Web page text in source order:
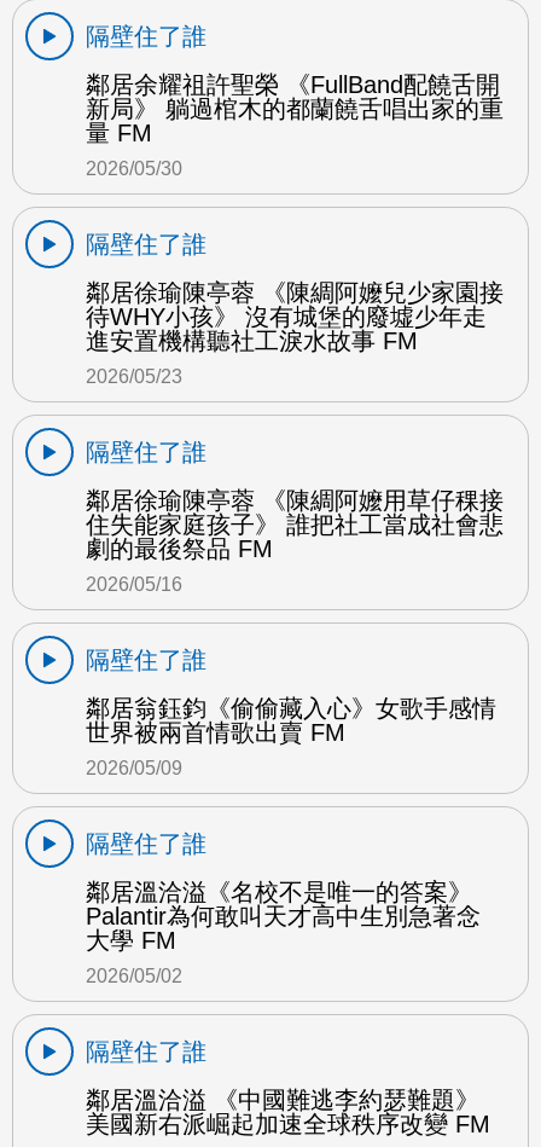
隔壁住了誰
鄰居余耀祖許聖榮 《FullBand配饒舌開
新局》 躺過棺木的都蘭饒舌唱出家的重
量 FM
2026/05/30
隔壁住了誰
鄰居徐瑜陳亭蓉 《陳綢阿嬤兒少家園接
待WHY小孩》 沒有城堡的廢墟少年走
進安置機構聽社工淚水故事 FM
2026/05/23
隔壁住了誰
鄰居徐瑜陳亭蓉 《陳綢阿嬤用草仔稞接
住失能家庭孩子》 誰把社工當成社會悲
劇的最後祭品 FM
2026/05/16
隔壁住了誰
鄰居翁鈺鈞《偷偷藏入心》女歌手感情
世界被兩首情歌出賣 FM
2026/05/09
隔壁住了誰
鄰居溫洽溢《名校不是唯一的答案》
Palantir為何敢叫天才高中生別急著念
大學 FM
2026/05/02
隔壁住了誰
鄰居溫洽溢 《中國難逃李約瑟難題》
美國新右派崛起加速全球秩序改變 FM